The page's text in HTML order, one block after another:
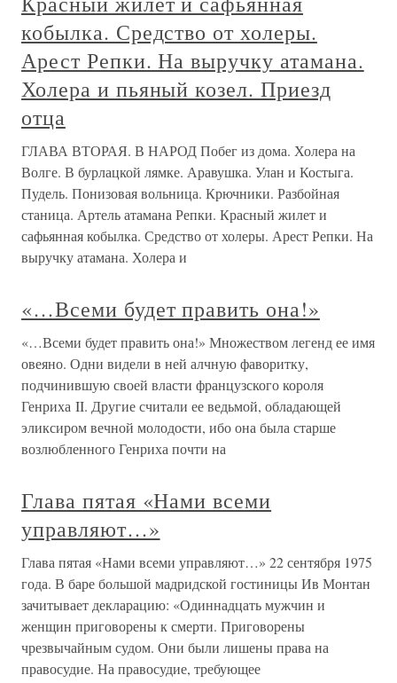
кобылка. Средство от холеры.
Арест Репки. На выручку атамана.
Холера и пьяный козел. Приезд
отца
ГЛАВА ВТОРАЯ. В НАРОД Побег из дома. Холера на
Волге. В бурлацкой лямке. Аравушка. Улан и Костыга.
Пудель. Понизовая вольница. Крючники. Разбойная
станица. Артель атамана Репки. Красный жилет и
сафьянная кобылка. Средство от холеры. Арест Репки. На
выручку атамана. Холера и
«…Всеми будет править она!»
«…Всеми будет править она!» Множеством легенд ее имя
овеяно. Одни видели в ней алчную фаворитку,
подчинившую своей власти французского короля
Генриха II. Другие считали ее ведьмой, обладающей
эликсиром вечной молодости, ибо она была старше
возлюбленного Генриха почти на
Глава пятая «Нами всеми
управляют…»
Глава пятая «Нами всеми управляют…» 22 сентября 1975
года. В баре большой мадридской гостиницы Ив Монтан
зачитывает декларацию: «Одиннадцать мужчин и
женщин приговорены к смерти. Приговорены
чрезвычайным судом. Они были лишены права на
правосудие. На правосудие, требующее